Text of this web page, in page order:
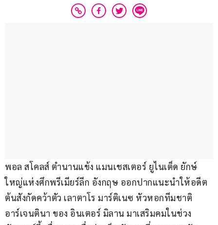
พอล สโคลส์ ตำนานแข้ง แมนเชสเตอร์ ยูไนเต็ด ยักษ์
ใหญ่แห่งศึกพรีเมียร์ลีก อังกฤษ ออกปากแนะนำให้อดีต
ต้นสังกัดคว้าตัว เลาตาโร มาร์ติเนซ หัวหอกทีมชาติ
อาร์เจนตินา ของ อินเตอร์ มิลาน มาเสริมคมในช่วง